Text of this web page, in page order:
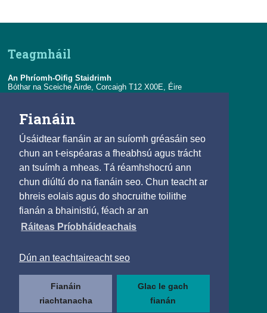
Fianáin
Úsáidtear fianáin ar an suíomh gréasáin seo
chun an t-eispéaras a fheabhsú agus trácht
an tsuímh a mheas. Tá réamhshocrú ann
chun diúltú do na fianáin seo. Chun teacht ar
bhreis eolais agus do shocruithe toilithe
fianán a bhainistiú, féach ar an
Ráiteas Príobháideachais
Dún an teachtaireacht seo
Fianáin
riachtanacha
Glac le gach
fianán
Teagmháil
An Phríomh-Oifig Staidrimh
Bóthar na Sceiche Airde, Corcaigh T12 X00E, Éire
R-phost:
eolas@cso.ie
Naisc
© 2025
Beartas Cóipchirt agus Athúsáide
Saoráil Faisnéise
Inrochtaineacht
Teagmháil
Lean muid